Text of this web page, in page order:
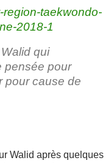
qui
pensée pour
pour cause de
Walid après quelques